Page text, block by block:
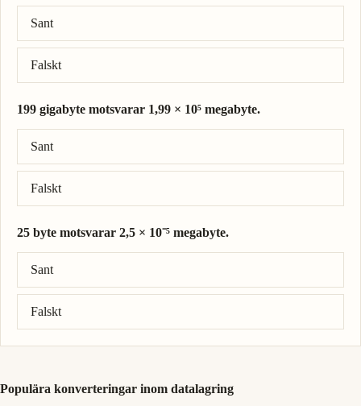
Sant
Falskt
Rätt svar: 5 kilobyte = 4,0 × 10⁴ bit.
199 gigabyte motsvarar 1,99 × 10⁵ megabyte.
Sant
Falskt
Rätt svar: 199 gigabyte = 1,99 × 10⁵ megabyte.
25 byte motsvarar 2,5 × 10⁻⁵ megabyte.
Sant
Falskt
Rätt svar: 25 byte = 2,5 × 10⁻⁵ megabyte.
Populära konverteringar inom datalagring